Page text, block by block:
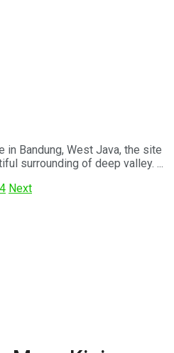
in Bandung, West Java, the site
surrounding of deep valley. ...
Next